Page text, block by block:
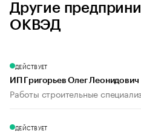
Другие
ОКВЭД
ДЕЙСТВУЕТ
ИП Григорьев Олег Леонидович
Работы строительные
ДЕЙСТВУЕТ